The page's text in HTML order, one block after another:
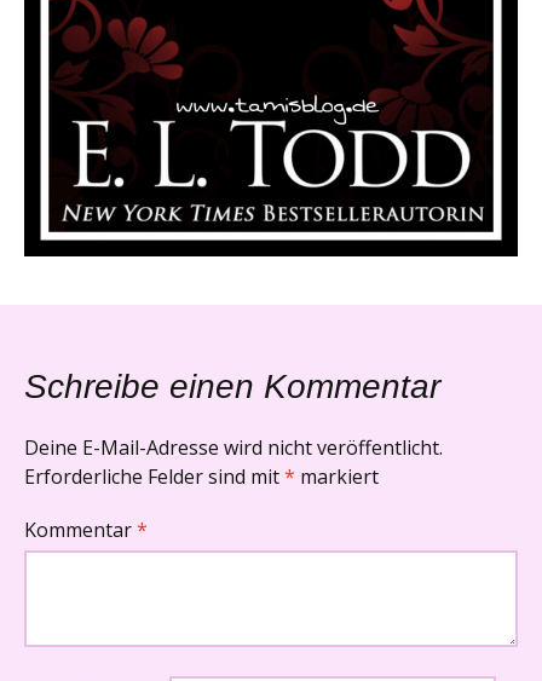
Schreibe einen Kommentar
Deine E-Mail-Adresse wird nicht veröffentlicht.
Erforderliche Felder sind mit* markiert
Kommentar*